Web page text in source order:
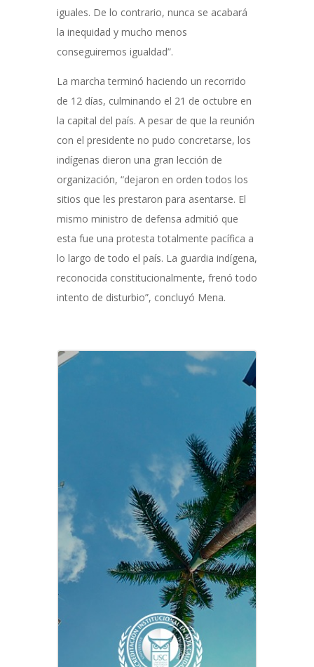
iguales. De lo contrario, nunca se acabará
la inequidad y mucho menos
conseguiremos igualdad”.
La marcha terminó haciendo un recorrido
de 12 días, culminando el 21 de octubre en
la capital del país. A pesar de que la reunión
con el presidente no pudo concretarse, los
indígenas dieron una gran lección de
organización, “dejaron en orden todos los
sitios que les prestaron para asentarse. El
mismo ministro de defensa admitió que
esta fue una protesta totalmente pacífica a
lo largo de todo el país. La guardia indígena,
reconocida constitucionalmente, frenó todo
intento de disturbio”, concluyó Mena.